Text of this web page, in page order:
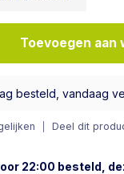
Toevoegen aan
besteld, vandaag
Deel dit
22:00 besteld,